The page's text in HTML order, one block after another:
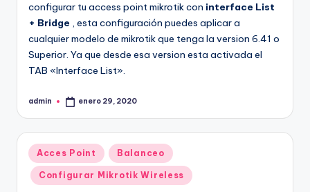
configurar tu access point mikrotik con interface List
+ Bridge , esta configuración puedes aplicar a
cualquier modelo de mikrotik que tenga la version 6.41 o
Superior. Ya que desde esa version esta activada el
TAB «Interface List».
Publicado
admin enero 29, 2020
Publicado
en
Acces Point Balanceo
Configurar Mikrotik Wireless